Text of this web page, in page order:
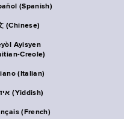
(Spanish)
(Chinese)
Ayisyen
Creole)
(Italian)
אידיש (Yiddish)
(French)